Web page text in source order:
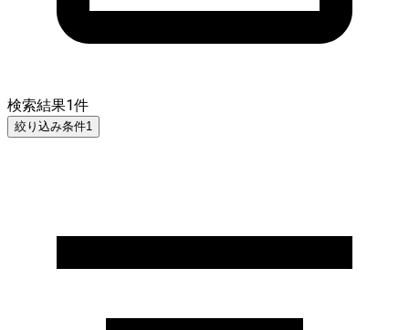
検索結果1件
絞り込み条件1